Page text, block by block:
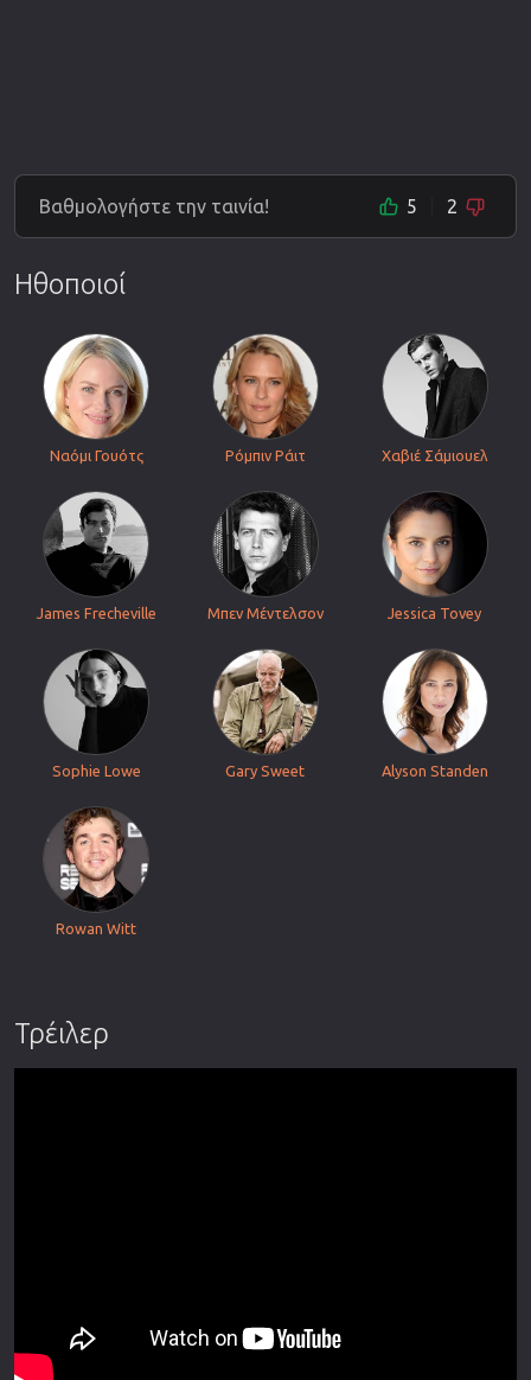
Βαθμολογήστε την ταινία! 5 2
Ηθοποιοί
Ναόμι Γουότς Ρόμπιν Ράιτ Χαβιέ Σάμιουελ
James Frecheville Μπεν Μέντελσον Jessica Tovey
Sophie Lowe Gary Sweet Alyson Standen
Rowan Witt
Τρέιλερ